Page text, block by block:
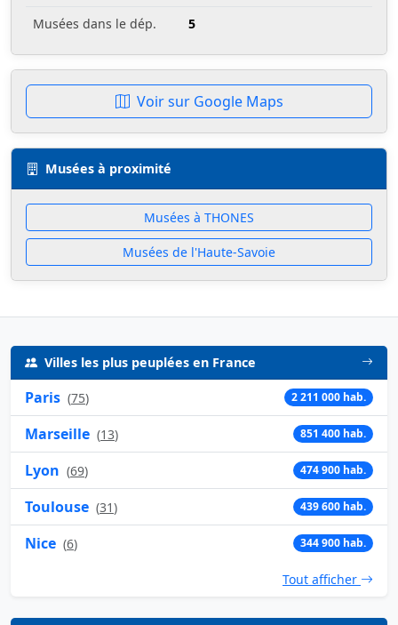
Musées dans le dép.
5
Voir sur Google Maps
Musées à proximité
Musées à THONES
Musées de l'Haute-Savoie
Villes les plus peuplées en France
Paris (75) 2 211 000 hab.
Marseille (13) 851 400 hab.
Lyon (69) 474 900 hab.
Toulouse (31) 439 600 hab.
Nice (6) 344 900 hab.
Tout afficher